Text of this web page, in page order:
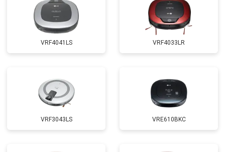
VRF4041LS VRF4033LR
VRF3043LS VRE610BKC